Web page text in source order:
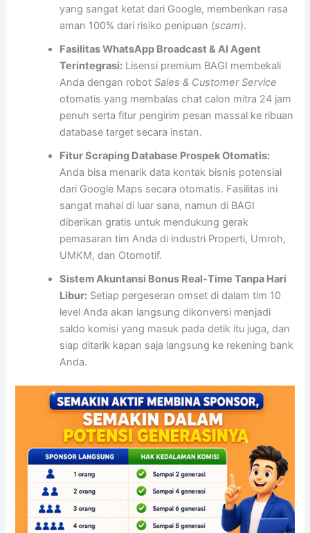
yang sangat ketat dari Google, memberikan rasa
aman 100% dari risiko penipuan (scam).
Fasilitas WhatsApp Broadcast & AI Agent
Terintegrasi: Lisensi premium BAGI membekali
Anda dengan robotSales & Customer Service
otomatis yang membalas chat calon mitra 24 jam
penuh serta fitur pengirim pesan massal ke ribuan
database target secara instan.
Fitur Scraping Database Prospek Otomatis:
Anda bisa menarik data kontak bisnis potensial
dari Google Maps secara otomatis. Fasilitas ini
sangat mahal di luar sana, namun di BAGI
diberikan gratis untuk mendukung gerak
pemasaran tim Anda di industri Properti, Umroh,
UMKM, dan Otomotif.
Sistem Akuntansi Bonus Real-Time Tanpa Hari
Libur: Setiap pergeseran omset di dalam tim 10
level Anda akan langsung dikonversi menjadi
saldo komisi yang masuk pada detik itu juga, dan
siap ditarik kapan saja langsung ke rekening bank
Anda.